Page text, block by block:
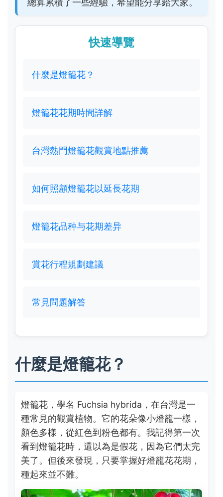
總算累積了一些經驗，希望能分享給大家。
快速導覽
什麼是燈籠花？
燈籠花花期時間詳解
台灣熱門燈籠花觀賞地點推薦
如何照顧燈籠花以延長花期
燈籠花品种与花期差异
賞花行程規劃建議
常見問題解答
什麼是燈籠花？
燈籠花，學名 Fuchsia hybrida，在台灣是一
種常見的觀賞植物。它的花朵像小燈籠一樣，
顏色多樣，從紅色到粉色都有。我記得第一次
看到燈籠花時，還以為是假花，因為它們太完
美了。但後來發現，只要掌握好燈籠花花期，
種起來並不難。